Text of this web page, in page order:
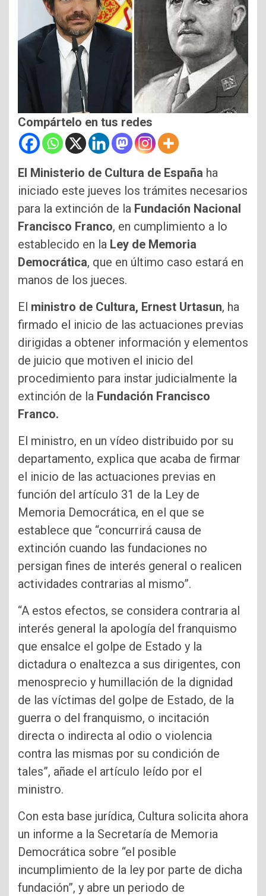
Compártelo en tus redes
El Ministerio de Cultura de España ha
iniciado este jueves los trámites necesarios
para la extinción de la Fundación Nacional
Francisco Franco, en cumplimiento a lo
establecido en la Ley de Memoria
Democrática, que en último caso estará en
manos de los jueces.
El ministro de Cultura, Ernest Urtasun, ha
firmado el inicio de las actuaciones previas
dirigidas a obtener información y elementos
de juicio que motiven el inicio del
procedimiento para instar judicialmente la
extinción de la Fundación Francisco
Franco.
El ministro, en un vídeo distribuido por su
departamento, explica que acaba de firmar
el inicio de las actuaciones previas en
función del artículo 31 de la Ley de
Memoria Democrática, en el que se
establece que “concurrirá causa de
extinción cuando las fundaciones no
persigan fines de interés general o realicen
actividades contrarias al mismo”.
“A estos efectos, se considera contraria al
interés general la apología del franquismo
que ensalce el golpe de Estado y la
dictadura o enaltezca a sus dirigentes, con
menosprecio y humillación de la dignidad
de las víctimas del golpe de Estado, de la
guerra o del franquismo, o incitación
directa o indirecta al odio o violencia
contra las mismas por su condición de
tales”, añade el artículo leído por el
ministro.
Con esta base jurídica, Cultura solicita ahora
un informe a la Secretaría de Memoria
Democrática sobre “el posible
incumplimiento de la ley por parte de dicha
fundación”, y abre un periodo de